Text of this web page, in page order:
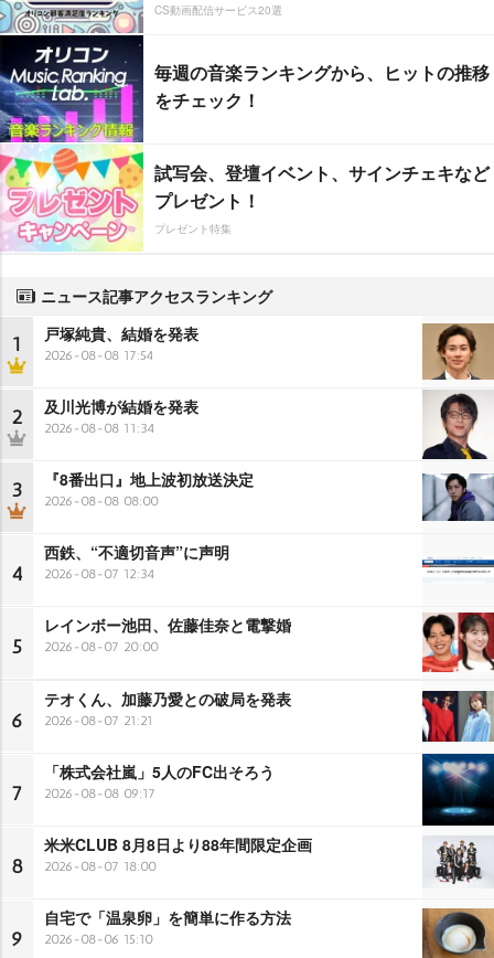
CS動画配信サービス20選
毎週の音楽ランキングから、ヒットの推移
をチェック！
試写会、登壇イベント、サインチェキなど
プレゼント！
プレゼント特集
ニュース記事アクセスランキング
1 戸塚純貴、結婚を発表
2026-08-08 17:54
2 及川光博が結婚を発表
2026-08-08 11:34
3 『8番出口』地上波初放送決定
2026-08-08 08:00
4
西鉄、“不適切音声”に声明
2026-08-07 12:34
5
レインボー池田、佐藤佳奈と電撃婚
2026-08-07 20:00
6
テオくん、加藤乃愛との破局を発表
2026-08-07 21:21
7
「株式会社嵐」5人のFC出そろう
2026-08-08 09:17
8
米米CLUB 8月8日より88年間限定企画
2026-08-07 18:00
9
自宅で「温泉卵」を簡単に作る方法
2026-08-06 15:10